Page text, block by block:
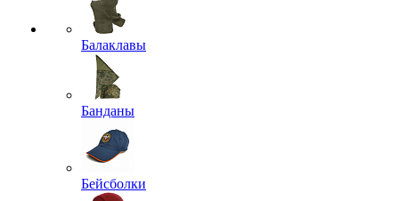
Балаклавы
Банданы
Бейсболки